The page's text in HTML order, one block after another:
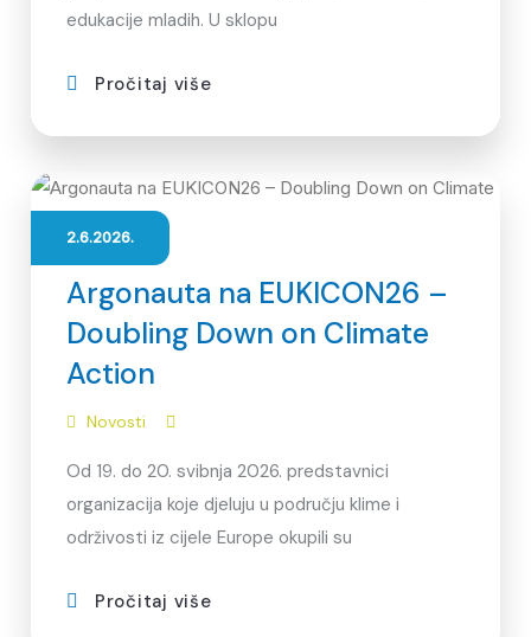
edukacije mladih. U sklopu
Pročitaj više
2.6.2026.
Argonauta na EUKICON26 –
Doubling Down on Climate
Action
Novosti
Od 19. do 20. svibnja 2026. predstavnici
organizacija koje djeluju u području klime i
održivosti iz cijele Europe okupili su
Pročitaj više